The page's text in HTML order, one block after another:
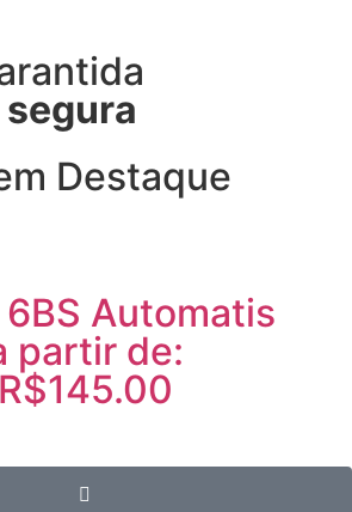
Destaque
Automatis
partir de:
R$145.00